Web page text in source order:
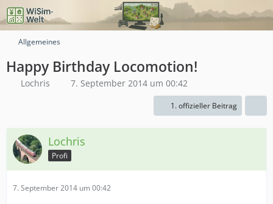
Allgemeines
Happy Birthday Locomotion!
Lochris 7. September 2014 um 00:42
1. offizieller Beitrag
Lochris
Profi
7. September 2014 um 00:42